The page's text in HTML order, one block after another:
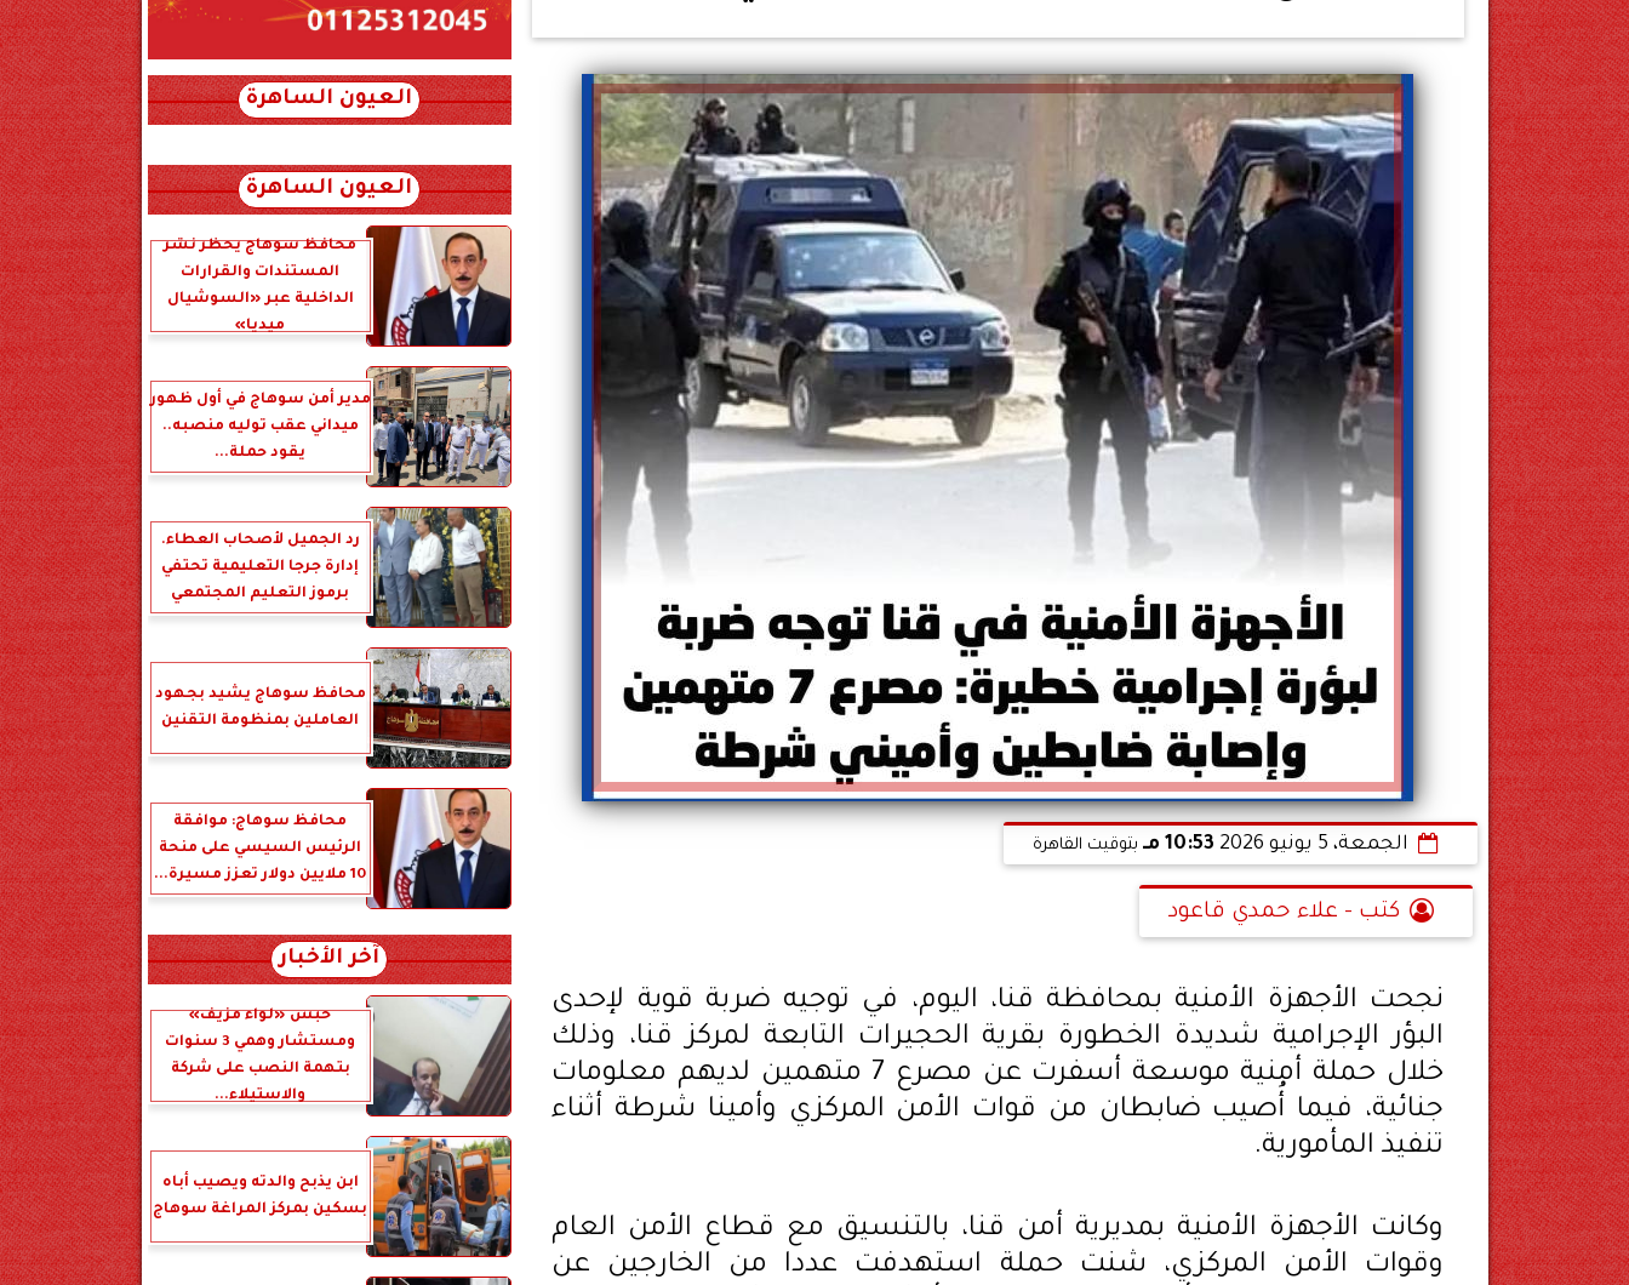
الجمعة، 5 يونيو 2026 10:53 مـ بتوقيت القاهرة
كتب - علاء حمدي قاعود
نجحت الأجهزة الأمنية بمحافظة قنا، اليوم، في توجيه ضربة قوية لإحدى
البؤر الإجرامية شديدة الخطورة بقرية الحجيرات التابعة لمركز قنا، وذلك
خلال حملة أمنية موسعة أسفرت عن مصرع 7 متهمين لديهم معلومات
جنائية، فيما أُصيب ضابطان من قوات الأمن المركزي وأمينا شرطة أثناء
تنفيذ المأمورية.
وكانت الأجهزة الأمنية بمديرية أمن قنا، بالتنسيق مع قطاع الأمن العام
وقوات الأمن المركزي، شنت حملة استهدفت عددا من الخارجين عن
العيون الساهرة
العيون الساهرة
محافظ سوهاج يحظر نشر
المستندات والقرارات
الداخلية عبر «السوشيال
ميديا»
مدير أمن سوهاج في أول ظهور
ميداني عقب توليه منصبه..
يقود حملة...
رد الجميل لأصحاب العطاء.
إدارة جرجا التعليمية تحتفي
برموز التعليم المجتمعي
محافظ سوهاج يشيد بجهود
العاملين بمنظومة التقنين
محافظ سوهاج: موافقة
الرئيس السيسي على منحة
10 ملايين دولار تعزز مسيرة...
آخر الأخبار
حبس «لواء مزيف»
ومستشار وهمي 3 سنوات
بتهمة النصب على شركة
والاستيلاء...
ابن يذبح والدته ويصيب أباه
بسكين بمركز المراغة سوهاج